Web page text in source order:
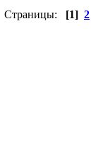
Страницы: [1] 2